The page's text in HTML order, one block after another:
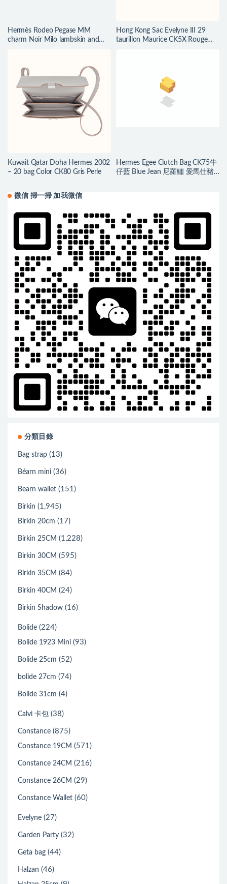
Hermès Rodeo Pegase MM
charm Noir Milo lambskin and
Hong Kong Sac Évelyne III 29
taurillon Maurice CK5X Rouge
Kuwait Qatar Doha Hermes 2002
– 20 bag Color CK80 Gris Perle
Hermes Egee Clutch Bag CK75牛
仔藍 Blue Jean 尼羅鱷 愛馬仕豬
微信 掃一掃 加我微信
分類目錄
Bag strap (13)
Béarn mini (36)
Bearn wallet (151)
Birkin (1,945)
Birkin 20cm (17)
Birkin 25CM (1,228)
Birkin 30CM (595)
Birkin 35CM (84)
Birkin 40CM (24)
Birkin Shadow (16)
Bolide (224)
Bolide 1923 Mini (93)
Bolide 25cm (52)
bolide 27cm (74)
Bolide 31cm (4)
Calvi 卡包 (38)
Constance (875)
Constance 19CM (571)
Constance 24CM (216)
Constance 26CM (29)
Constance Wallet (60)
Evelyne (27)
Garden Party (32)
Geta bag (44)
Halzan (46)